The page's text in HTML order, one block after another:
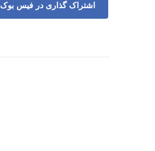
اشتراک گذاری در فیس بوک